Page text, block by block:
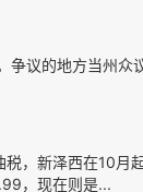
争议的地方当州众
，新泽西在10月
，现在则是...